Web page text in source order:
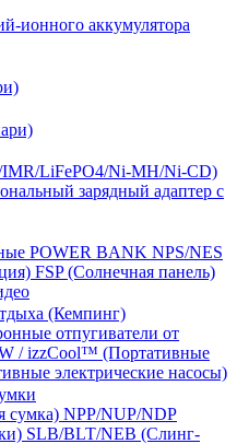
ионного аккумулятора
IMR/LiFePO4/Ni-MH/Ni-CD)
зарядный адаптер с
POWER BANK NPS/NES
FSP (Солнечная панель)
(Кемпинг)
отпугиватели от
/ izzCool™ (Портативные
электрические насосы)
сумка) NPP/NUP/NDP
SLB/BLT/NEB (Слинг-